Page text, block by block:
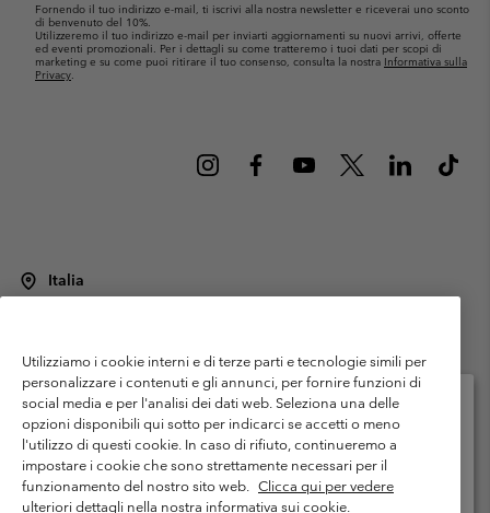
Fornendo il tuo indirizzo e-mail, ti iscrivi alla nostra newsletter e riceverai uno sconto
di benvenuto del 10%.
Utilizzeremo il tuo indirizzo e-mail per inviarti aggiornamenti su nuovi arrivi, offerte
ed eventi promozionali. Per i dettagli su come tratteremo i tuoi dati per scopi di
marketing e su come puoi ritirare il tuo consenso, consulta la nostra Informativa sulla
Privacy.
Italia
Termini di utilizzo
Condizioni Generali di Venditaa
Garanzia
Politica sulla privacy
Termini e condizioni del programma di membership
Condizioni di utilizzo dei contenuti generati dagli utenti
Impressum
Cookies
Public CBCR
Utilizziamo i cookie interni e di terze parti e tecnologie simili per
personalizzare i contenuti e gli annunci, per fornire funzioni di
social media e per l'analisi dei dati web. Seleziona una delle
opzioni disponibili qui sotto per indicarci se accetti o meno
l'utilizzo di questi cookie. In caso di rifiuto, continueremo a
impostare i cookie che sono strettamente necessari per il
funzionamento del nostro sito web. Clicca qui per vedere
ulteriori dettagli nella nostra informativa sui cookie.
Seleziona il paese di spedizione e la lingua
Shopping online disponibile